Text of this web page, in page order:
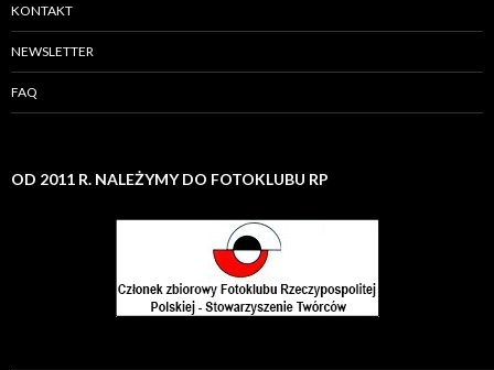
KONTAKT
NEWSLETTER
FAQ
OD 2011 R. NALEŻYMY DO FOTOKLUBU RP